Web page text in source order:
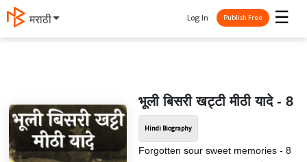
मराठी ☰
Log In Publish Free
भूली बिसरी खट्टी मीठी यादे - 8
Hindi Biography
Forgotten sour sweet memories - 8